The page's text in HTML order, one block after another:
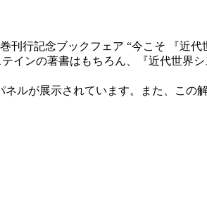
刊行記念ブックフェア “今こそ 『近
インの著書はもちろん、『近代世界
ルが展示されています。また、この